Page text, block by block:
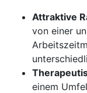
Attraktive
von einer
einem